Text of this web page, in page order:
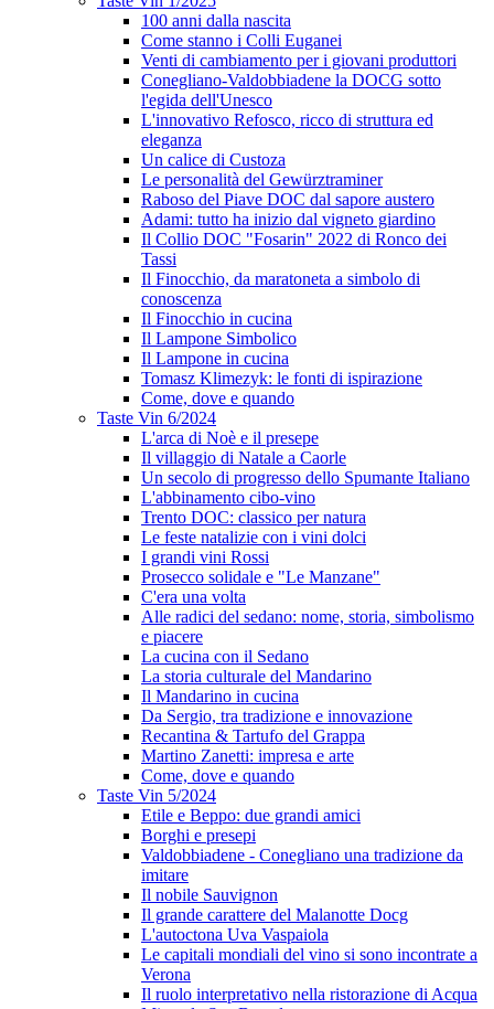
100 anni dalla nascita
Come stanno i Colli Euganei
Venti di cambiamento per i giovani produttori
Conegliano-Valdobbiadene la DOCG sotto
l'egida dell'Unesco
L'innovativo Refosco, ricco di struttura ed
eleganza
Un calice di Custoza
Le personalità del Gewürztraminer
Raboso del Piave DOC dal sapore austero
Adami: tutto ha inizio dal vigneto giardino
Il Collio DOC "Fosarin" 2022 di Ronco dei
Tassi
Il Finocchio, da maratoneta a simbolo di
conoscenza
Il Finocchio in cucina
Il Lampone Simbolico
Il Lampone in cucina
Tomasz Klimezyk: le fonti di ispirazione
Come, dove e quando
Taste Vin 6/2024
L'arca di Noè e il presepe
Il villaggio di Natale a Caorle
Un secolo di progresso dello Spumante Italiano
L'abbinamento cibo-vino
Trento DOC: classico per natura
Le feste natalizie con i vini dolci
I grandi vini Rossi
Prosecco solidale e "Le Manzane"
C'era una volta
Alle radici del sedano: nome, storia, simbolismo
e piacere
La cucina con il Sedano
La storia culturale del Mandarino
Il Mandarino in cucina
Da Sergio, tra tradizione e innovazione
Recantina & Tartufo del Grappa
Martino Zanetti: impresa e arte
Come, dove e quando
Taste Vin 5/2024
Etile e Beppo: due grandi amici
Borghi e presepi
Valdobbiadene - Conegliano una tradizione da
imitare
Il nobile Sauvignon
Il grande carattere del Malanotte Docg
L'autoctona Uva Vaspaiola
Le capitali mondiali del vino si sono incontrate a
Verona
Il ruolo interpretativo nella ristorazione di Acqua